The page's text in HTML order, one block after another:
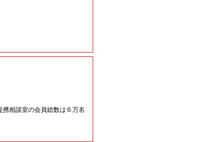
相談室の会員総数は６万名